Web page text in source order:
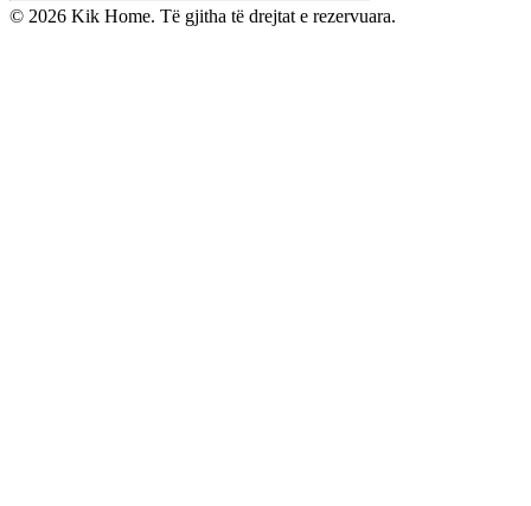
© 2026 Kik Home. Të gjitha të drejtat e rezervuara.